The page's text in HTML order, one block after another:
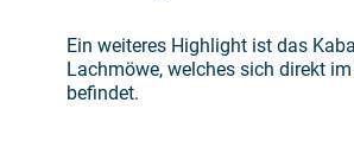
Ein weiteres Highlight ist das
Lachmöwe, welches sich direkt
befindet.